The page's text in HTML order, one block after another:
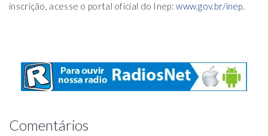
inscrição, acesse o portal oficial do Inep:www.gov.br/inep.
Comentários